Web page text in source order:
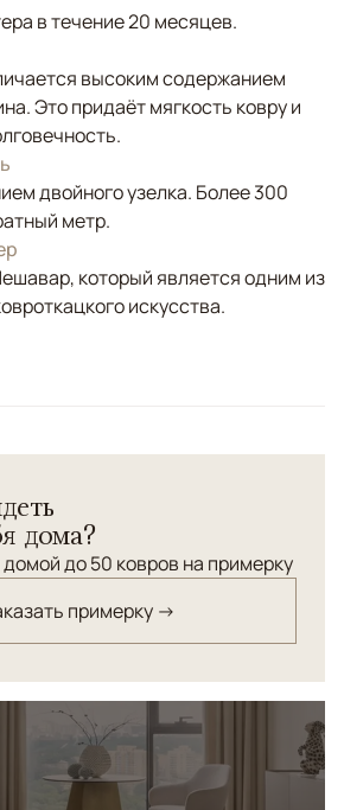
в течение 20 месяцев.
высоким содержанием
Это придаёт мягкость ковру и
двойного узелка. Более 300
метр.
который является одним из
искусства.
технологии. Шерсть
красители.
дома?
до 50 ковров на примерку
примерку →